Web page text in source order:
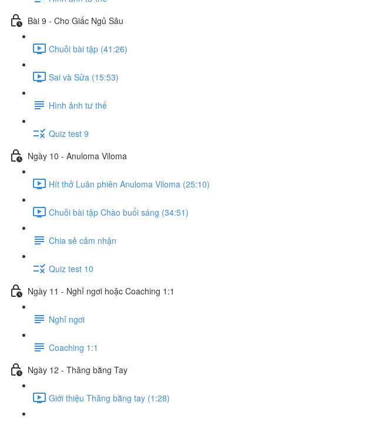
Bài 9 - Cho Giấc Ngủ Sâu
Chuỗi bài tập (41:26)
Sai và Sửa (15:53)
Hình ảnh tư thế
Quiz test 9
Ngày 10 - Anuloma Viloma
Hít thở Luân phiên Anuloma Viloma (25:10)
Chuỗi bài tập Chào buổi sáng (34:51)
Chia sẻ cảm nhận
Quiz test 10
Ngày 11 - Nghỉ ngơi hoặc Coaching 1:1
Nghỉ ngơi
Coaching 1:1
Ngày 12 - Thăng bằng Tay
Giới thiệu Thăng bằng tay (1:28)